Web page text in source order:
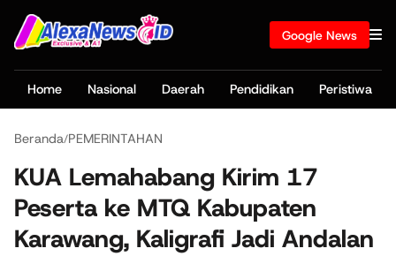
Google News
Home Nasional Daerah Pendidikan Peristiwa
Beranda/PEMERINTAHAN
KUA Lemahabang Kirim 17
Peserta ke MTQ Kabupaten
Karawang, Kaligrafi Jadi Andalan